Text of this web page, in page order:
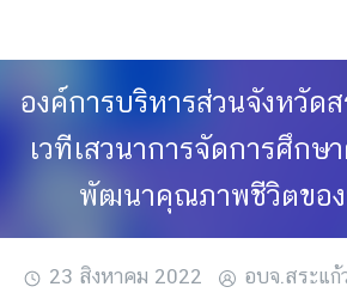
องค์การบริหารส่วนจังหวัดส
เวทีเสวนาการจัดการศึกษ
พัฒนาคุณภาพชีวิตของ
23 สิงหาคม 2022 อบจ.สระแก้